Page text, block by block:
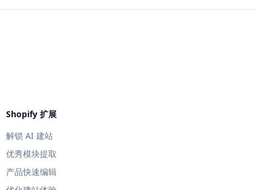
Shopify 扩展
解锁 AI 建站
优秀模块提取
产品快速编辑